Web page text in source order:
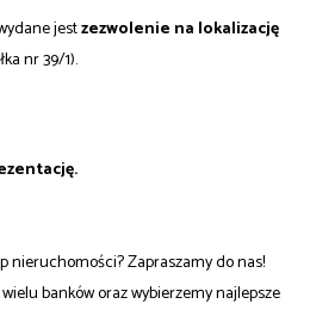
jestzezwolenie na lokalizację
nr 39/1).
nieruchomości? Zapraszamy do nas!
banków oraz wybierzemy najlepsze